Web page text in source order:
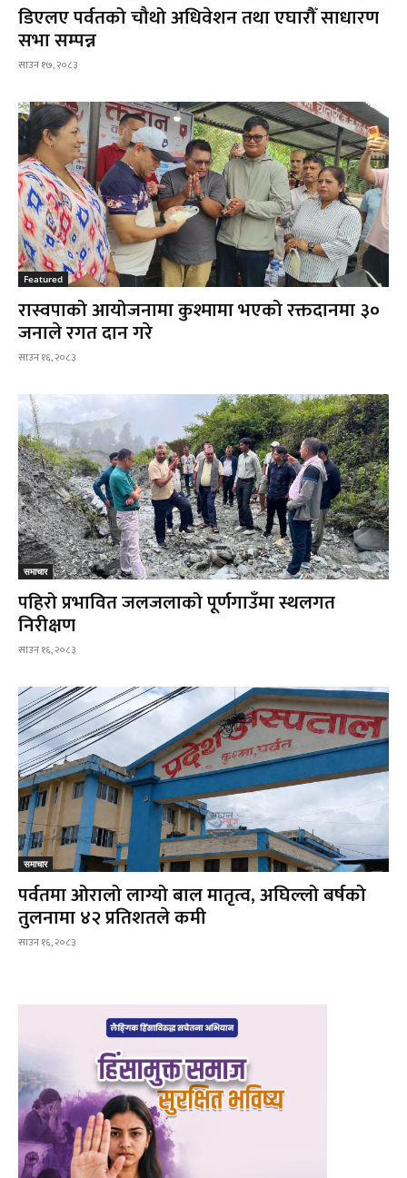
डिएलए पर्वतको चौथो अधिवेशन तथा एघारौँ साधारण
सभा सम्पन्न
साउन १७, २०८३
Featured
रास्वपाको आयोजनामा कुश्मामा भएको रक्तदानमा ३०
जनाले रगत दान गरे
साउन १६, २०८३
समाचार
पहिरो प्रभावित जलजलाको पूर्णगाउँमा स्थलगत
निरीक्षण
साउन १६, २०८३
समाचार
पर्वतमा ओरालो लाग्यो बाल मातृत्व, अघिल्लो बर्षको
तुलनामा ४२ प्रतिशतले कमी
साउन १६, २०८३